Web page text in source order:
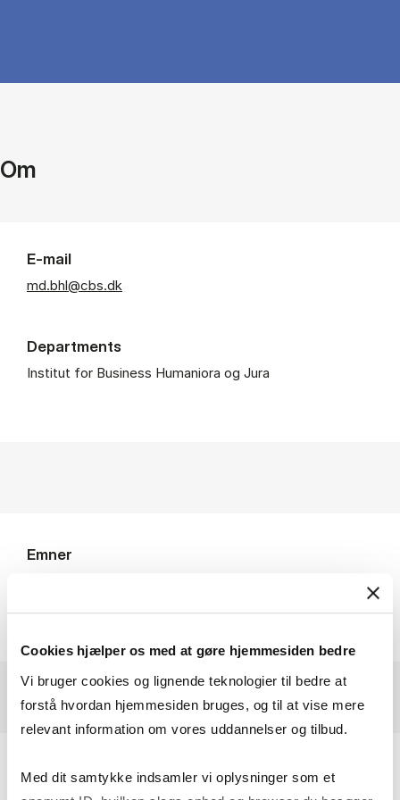
Cookies hjælper os med at gøre hjemmesiden bedre
Vi bruger cookies og lignende teknologier til bedre at
forstå hvordan hjemmesiden bruges, og til at vise mere
relevant information om vores uddannelser og tilbud.
Med dit samtykke indsamler vi oplysninger som et
Om
E-mail
md.bhl@cbs.dk
Departments
Institut for Business Humaniora og Jura
Emner
Erhvervsjura Jura
Profile Description